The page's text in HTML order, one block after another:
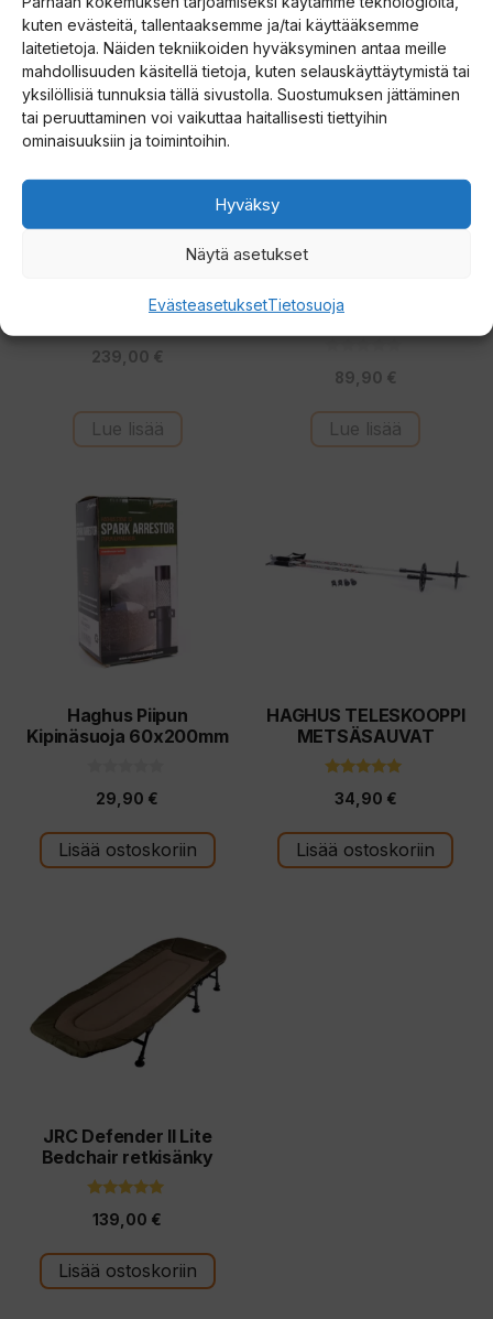
kuten evästeitä, tallentaaksemme ja/tai käyttääksemme
laitetietoja. Näiden tekniikoiden hyväksyminen antaa meille
mahdollisuuden käsitellä tietoja, kuten selauskäyttäytymistä tai
yksilöllisiä tunnuksia tällä sivustolla. Suostumuksen jättäminen
tai peruuttaminen voi vaikuttaa haitallisesti tiettyihin
ominaisuuksiin ja toimintoihin.
Hyväksy
Näytä asetukset
EvästeasetuksetTietosuoja
Kamiina
5:stä
239,00 €
Lue lisää
Lämminvesivaraaja
Kaminaan 5L
s
ä
89,90 €
Lue lisää
Haghus Piipun
Kipinäsuoja 60x200mm
s
t
ä
29,90 €
Lisää ostoskoriin
HAGHUS TELESKOOPPI
METSÄSAUVAT
5:stä
34,90 €
Lisää ostoskoriin
JRC Defender II Lite
Bedchair retkisänky
5:stä
139,00 €
Lisää ostoskoriin